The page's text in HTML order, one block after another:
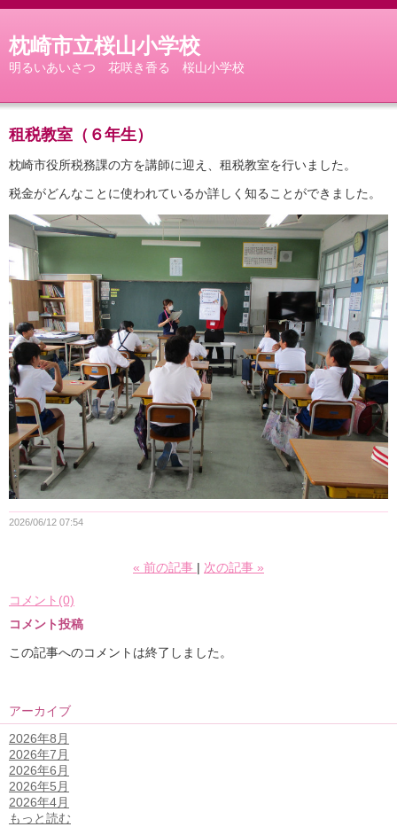
枕崎市立桜山小学校
明るいあいさつ 花咲き香る 桜山小学校
租税教室（６年生）
枕崎市役所税務課の方を講師に迎え、租税教室を行いました。
税金がどんなことに使われているか詳しく知ることができました。
2026/06/12 07:54
« 前の記事 次の記事 »
コメント(0)
コメント投稿
この記事へのコメントは終了しました。
アーカイブ
2026年8月
2026年7月
2026年6月
2026年5月
2026年4月
もっと読む